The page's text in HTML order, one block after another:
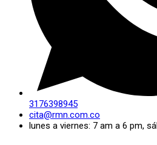
3176398945
cita@rmn.com.co
lunes a viernes: 7 am a 6 pm,